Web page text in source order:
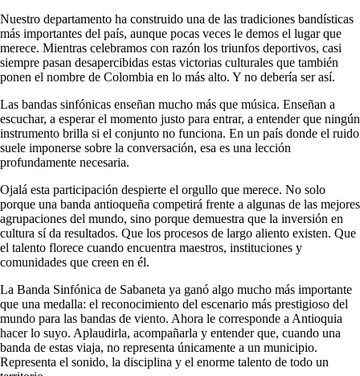
Nuestro departamento ha construido una de las tradiciones bandísticas
más importantes del país, aunque pocas veces le demos el lugar que
merece. Mientras celebramos con razón los triunfos deportivos, casi
siempre pasan desapercibidas estas victorias culturales que también
ponen el nombre de Colombia en lo más alto. Y no debería ser así.
Las bandas sinfónicas enseñan mucho más que música. Enseñan a
escuchar, a esperar el momento justo para entrar, a entender que ningún
instrumento brilla si el conjunto no funciona. En un país donde el ruido
suele imponerse sobre la conversación, esa es una lección
profundamente necesaria.
Ojalá esta participación despierte el orgullo que merece. No solo
porque una banda antioqueña competirá frente a algunas de las mejores
agrupaciones del mundo, sino porque demuestra que la inversión en
cultura sí da resultados. Que los procesos de largo aliento existen. Que
el talento florece cuando encuentra maestros, instituciones y
comunidades que creen en él.
La Banda Sinfónica de Sabaneta ya ganó algo mucho más importante
que una medalla: el reconocimiento del escenario más prestigioso del
mundo para las bandas de viento. Ahora le corresponde a Antioquia
hacer lo suyo. Aplaudirla, acompañarla y entender que, cuando una
banda de estas viaja, no representa únicamente a un municipio.
Representa el sonido, la disciplina y el enorme talento de todo un